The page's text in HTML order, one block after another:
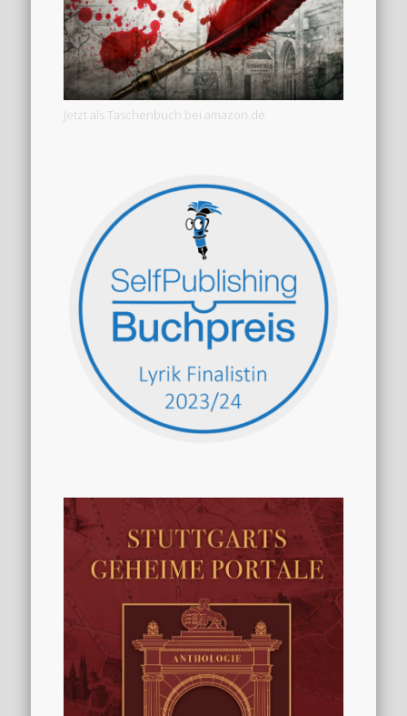
Jetzt als Taschenbuch bei amazon.de